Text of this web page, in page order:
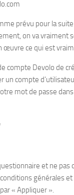
prévu pour la
on va vraiment
œuvre ce qui est
compte Devolo de
un compte
mot de passe
et ne pas
générales
« Appliquer ».